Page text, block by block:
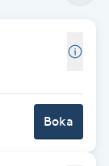
Boka